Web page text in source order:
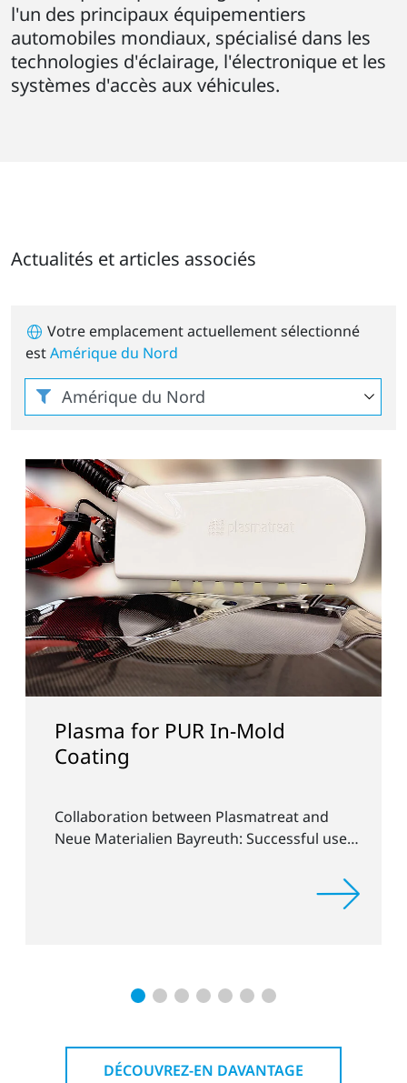
l'un des principaux équipementiers
automobiles mondiaux, spécialisé dans les
technologies d'éclairage, l'électronique et les
systèmes d'accès aux véhicules.
Actualités et articles associés
Votre emplacement actuellement sélectionné
estAmérique du Nord
Power Starts at the Surface:
Plasmatreat Shares
Breakthroughs
Plasma for EV Batteries at The Battery
2025
DÉCOUVREZ-EN DAVANTAGE